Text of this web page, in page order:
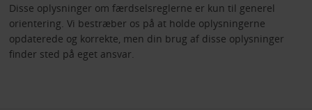
Disse oplysninger om færdselsreglerne er kun til generel
orientering. Vi bestræber os på at holde oplysningerne
opdaterede og korrekte, men din brug af disse oplysninger
finder sted på eget ansvar.